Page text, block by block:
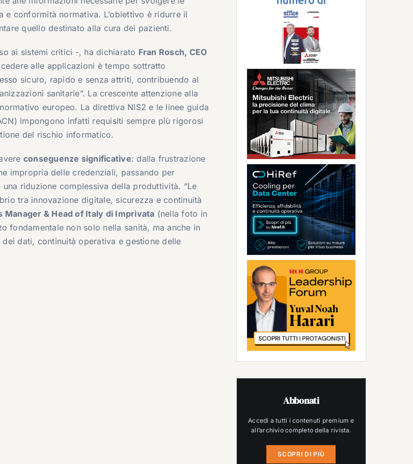
conformità normativa. L’obiettivo è ridurre il
quello destinato alla cura dei pazienti.
ai sistemi critici -, ha dichiarato Fran Rosch, CEO
alle applicazioni è tempo sottratto
sicuro, rapido e senza attriti, contribuendo al
sanitarie”. La crescente attenzione alla
europeo. La direttiva NIS2 e le linee guida
impongono infatti requisiti sempre più rigorosi
del rischio informatico.
conseguenze significative: dalla frustrazione
impropria delle credenziali, passando per
riduzione complessiva della produttività. “Le
tra innovazione digitale, sicurezza e continuità
Manager & Head of Italy di Imprivata (nella foto in
fondamentale non solo nella sanità, ma anche in
dati, continuità operativa e gestione delle
Abbonati
Accedi a tutti i contenuti premium e
all’archivio completo della rivista.
SCOPRI DI PIÙ